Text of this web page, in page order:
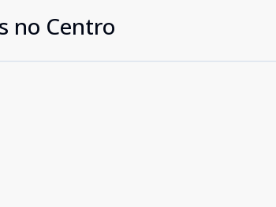
no Centro